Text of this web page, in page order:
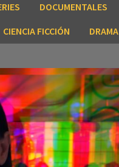
DOCUMENTALES
CIENCIA FICCIÓN DRAMA